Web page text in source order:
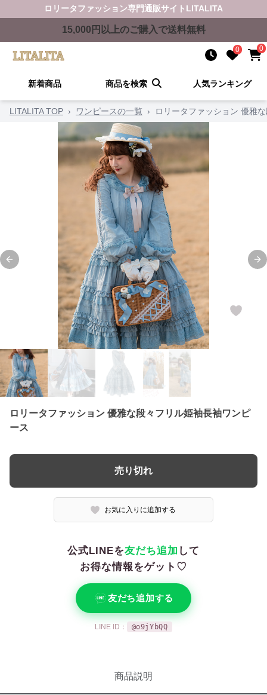
ロリータファッション専門通販サイト LITALITA
15,000 円以上のご購入で送料無料
0 0
新着商品 商品を検索 人気ランキング
LITALITA TOP › ワンピースの一覧 › ロリータファッション 優雅
Previous slide
ロリータファッション 優雅な段々フリル姫袖長袖ワンピ
ース
売り切れ
お気に入りに追加する
公式LINEを友だち追加 して
お得な情報をゲット♡
友だち追加する
LINE ID： @o9jYbQQ
商品説明